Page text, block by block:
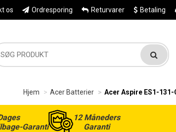
os Ordresporing Returvarer Betaling
Hjem Acer Batterier Acer Aspire ES1-131-
Garanti
12 Måneders
Garanti